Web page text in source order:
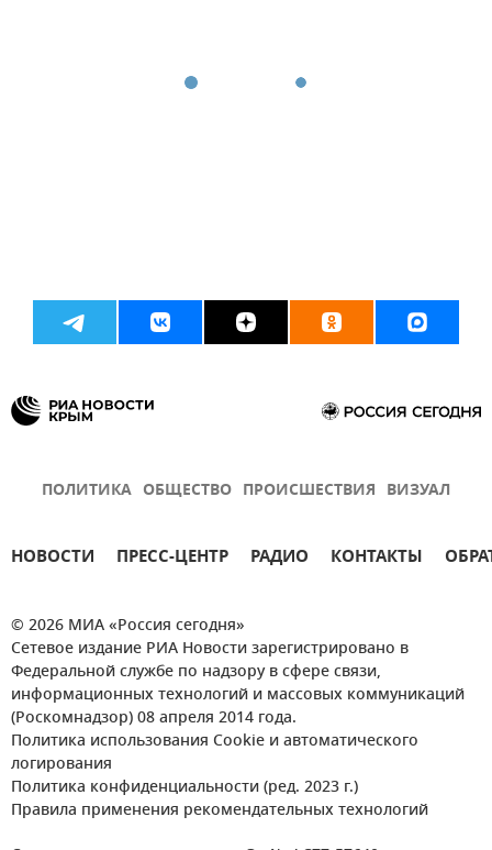
ПОЛИТИКА ОБЩЕСТВО ПРОИСШЕСТВИЯ ВИЗУАЛ
НОВОСТИ ПРЕСС-ЦЕНТР РАДИО КОНТАКТЫ
© 2026 МИА «Россия сегодня»
Сетевое издание РИА Новости зарегистрировано в
Федеральной службе по надзору в сфере связи,
информационных технологий и массовых коммуникаций
(Роскомнадзор) 08 апреля 2014 года.
Политика использования Cookie и автоматического
логирования
Политика конфиденциальности (ред. 2023 г.)
Правила применения рекомендательных технологий